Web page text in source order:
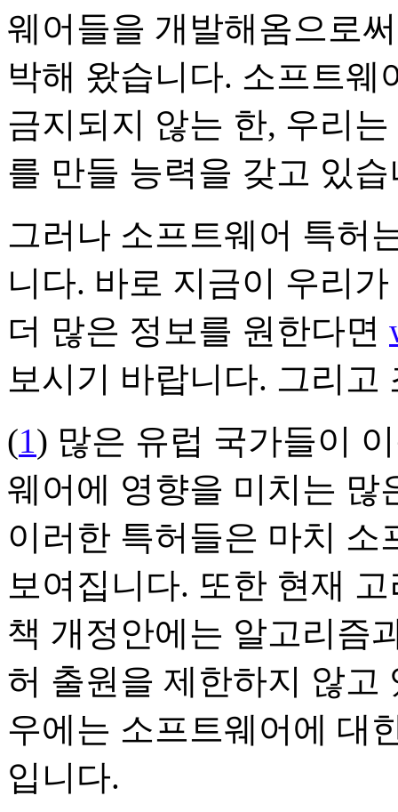
웨어들을 개발해옴으로
박해 왔습니다. 소프트
금지되지 않는 한, 우리
를 만들 능력을 갖고 있
그러나 소프트웨어 특허
니다. 바로 지금이 우리
더 많은 정보를 원한다면
보시기 바랍니다. 그리고
(1) 많은 유럽 국가들이
웨어에 영향을 미치는 많
이러한 특허들은 마치 소
보여집니다. 또한 현재
책 개정안에는 알고리즘
허 출원을 제한하지 않고
우에는 소프트웨어에 대
입니다.